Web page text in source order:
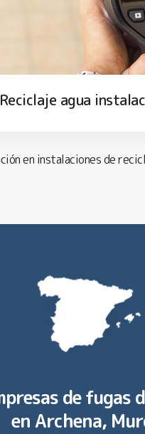
Reciclaje agua
en instalaciones de
de fugas
enArchena,